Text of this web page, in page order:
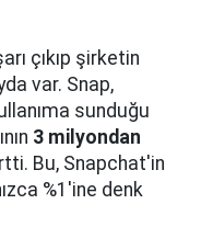
çıkıp şirketin
var. Snap,
sunduğu
3 milyondan
Bu, Snapchat'in
%1'ine denk